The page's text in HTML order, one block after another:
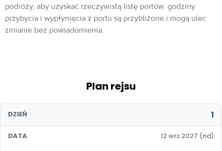
podróży, aby uzyskać rzeczywistą listę portów. godziny
przybycia i wypłynięcia z portu są przybliżone i mogą ulec
zmianie bez powiadomienia.
Plan rejsu
DZIEŃ 1
DATA 12 wrz 2027 (nd)